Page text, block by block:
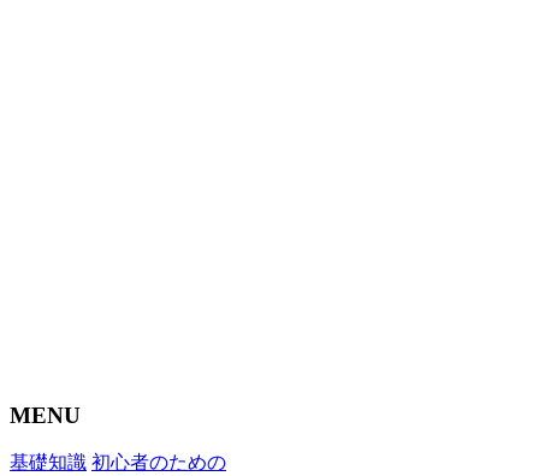
MENU
基礎知識 初心者のための